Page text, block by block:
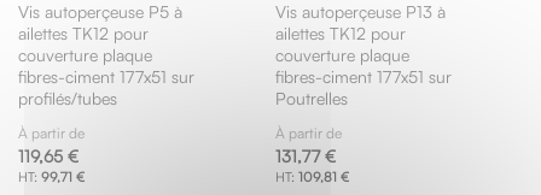
Vis autoperçeuse P5 à
ailettes TK12 pour
couverture plaque
fibres-ciment 177x51 sur
profilés/tubes
À partir de
119,65 €
99,71 €
Vis autoperçeuse P13 à
ailettes TK12 pour
couverture plaque
fibres-ciment 177x51 sur
Poutrelles
À partir de
131,77 €
109,81 €